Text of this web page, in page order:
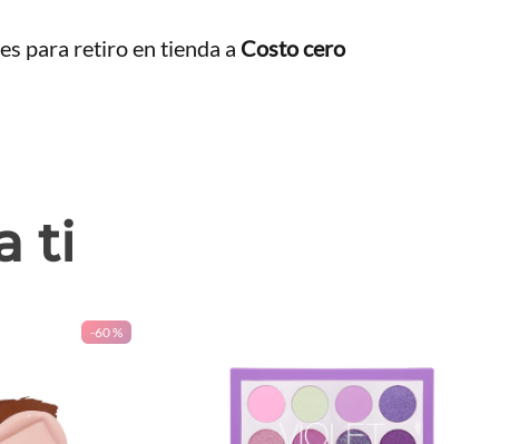
para retiro en tienda a Costo cero
ti
-60 %